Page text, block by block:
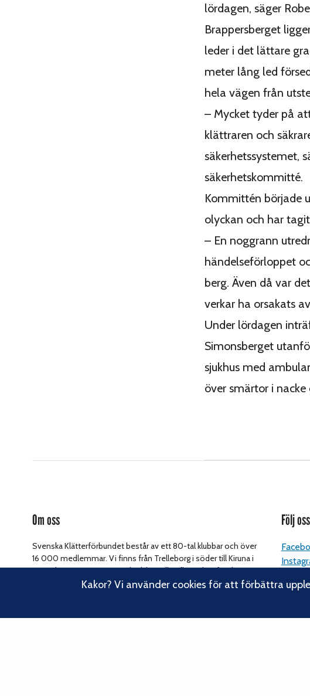
lördagen, säger
Brappersberget
leder i det lättare
meter lång led
hela vägen från
– Mycket tyder på
klättraren och
säkerhetssystemet,
säkerhetskommitté.
Kommittén började
olyckan och har
– En noggrann
händelseförloppet
berg. Även då var
verkar ha orsakats
Under lördagen
Simonsberget
sjukhus med
över smärtor i nacke
Om oss
Svenska Klätterförbundet består av ett 80-tal klubbar och över
16 000 medlemmar. Vi finns från Trelleborg i söder till Kiruna i
norr. Klättrarna i Sverige är dock betydligt fler och vi för din
talan, oavsett om du är medlem eller inte.Läs om vårt
Följ oss
Kakor? Vi använder cookies för att förbättra